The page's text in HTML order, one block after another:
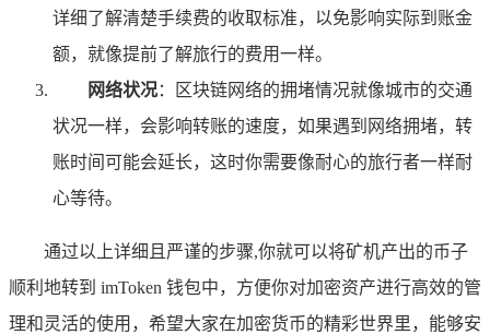
详细了解清楚手续费的收取标准，以免影响实际到账金
额，就像提前了解旅行的费用一样。
网络状况：区块链网络的拥堵情况就像城市的交通
状况一样，会影响转账的速度，如果遇到网络拥堵，转
账时间可能会延长，这时你需要像耐心的旅行者一样耐
心等待。
通过以上详细且严谨的步骤,你就可以将矿机产出的币子
顺利地转到 imToken 钱包中，方便你对加密资产进行高效的管
理和灵活的使用，希望大家在加密货币的精彩世界里，能够安